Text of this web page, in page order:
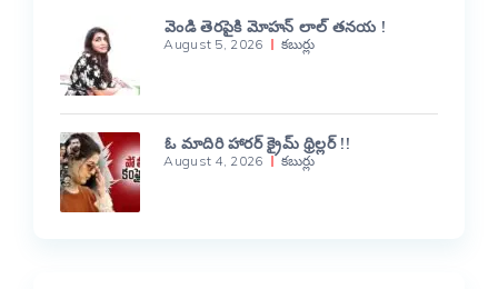
వెండి తెరపైకి మోహన్ లాల్ తనయ !
August 5, 2026 కబుర్లు
ఓ మాదిరి హారర్ క్రైమ్ థ్రిల్లర్ !!
August 4, 2026 కబుర్లు